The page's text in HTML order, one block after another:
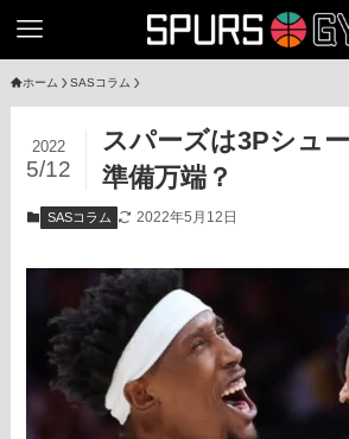
ホーム SASコラム
スパーズは3Pシュ
準備万端？
2022
5/12
SASコラム 2022年5月12日